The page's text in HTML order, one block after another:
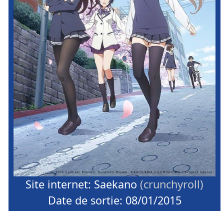
Site internet: Saekano (crunchyroll)
Date de sortie: 08/01/2015